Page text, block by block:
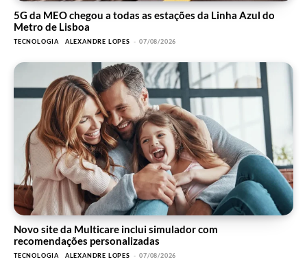
5G da MEO chegou a todas as estações da Linha Azul do
Metro de Lisboa
TECNOLOGIA ALEXANDRE LOPES - 07/08/2026
Novo site da Multicare inclui simulador com
recomendações personalizadas
TECNOLOGIA ALEXANDRE LOPES - 07/08/2026